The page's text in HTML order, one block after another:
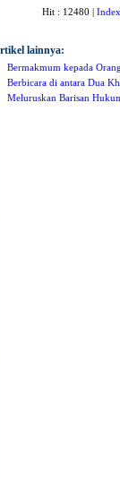
Hit : 12480 |
lainnya:
Bermakmum kepada
Berbicara di antara Dua
Meluruskan Barisan